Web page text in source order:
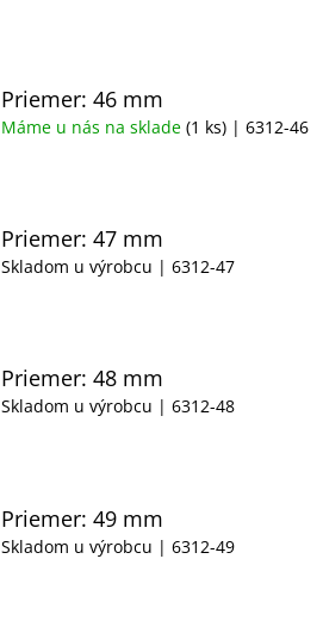
Priemer: 46 mm
Máme u nás na sklade (1 ks) | 6312-46
Priemer: 47 mm
Skladom u výrobcu | 6312-47
Priemer: 48 mm
Skladom u výrobcu | 6312-48
Priemer: 49 mm
Skladom u výrobcu | 6312-49